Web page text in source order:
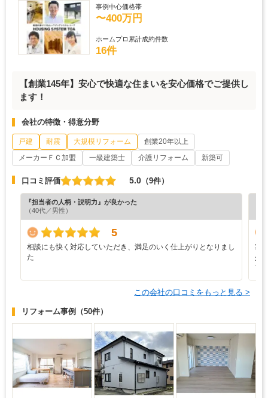
事例中心価格帯
〜400万円
ホームプロ累計成約件数
16件
【創業145年】安心で快適な住まいを安心価格でご提供し
ます！
会社の特徴・得意分野
戸建 耐震 大規模リフォーム
創業20年以上
メーカーＦＣ加盟
一級建築士 介護リフォーム 新築可
口コミ評価 5.0 （9件）
『担当者の人柄・説明力』が良かった
（40代／男性）
5
相談にも快く対応していただき、満足のいく仕上がりとなりまし
た
寒
少
ブ
この会社の口コミをもっと見る >
リフォーム事例 （50件）